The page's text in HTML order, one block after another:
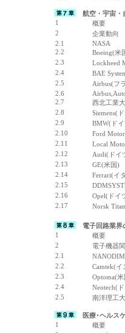
航空・宇宙・
1
概要
2
企業動向
2.1
NASA
2.2
Boeing(米
2.3
Lockheed
2.4
BAE
2.5
Airbus(フ
2.6
2.7
西北工業
2.8
Siemens(
2.9
BMW(ド
2.10
Ford
2.11
Local
2.12
Audi(ドイ
2.13
GE(米国)
2.14
Ferrari(イ
2.15
2.16
Opel(ドイ
2.17
Norsk
電子回路業界
1
概要
2
電子機器
2.1
2.2
Camtek(イ
2.3
Optoma(
2.4
Neotech(
2.5
南洋理工
医療･ヘルス
1
概要